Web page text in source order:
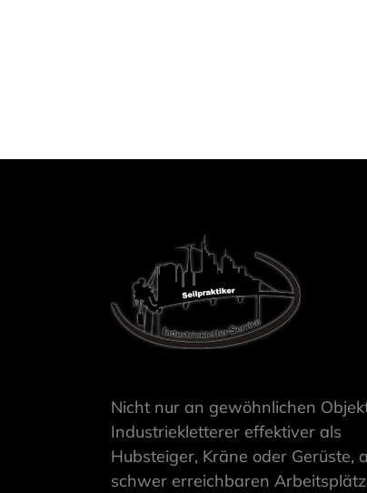
Nicht nur an gewöhnlichen
Industriekletterer effektiver als
Hubsteiger, Kräne oder Gerüste,
schwer erreichbaren